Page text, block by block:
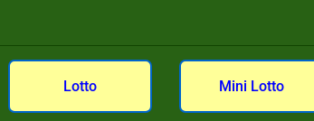
Lotto Mini Lotto